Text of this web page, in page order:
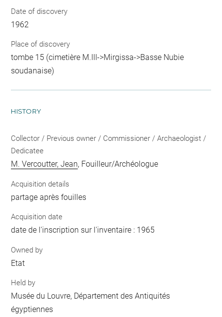
Date of discovery
1962
Place of discovery
tombe 15 (cimetière M.III->Mirgissa->Basse Nubie
soudanaise)
HISTORY
Collector / Previous owner / Commissioner / Archaeologist /
Dedicatee
M. Vercoutter, Jean, Fouilleur/Archéologue
Acquisition details
partage après fouilles
Acquisition date
date de l'inscription sur l'inventaire : 1965
Owned by
Etat
Held by
Musée du Louvre, Département des Antiquités
égyptiennes